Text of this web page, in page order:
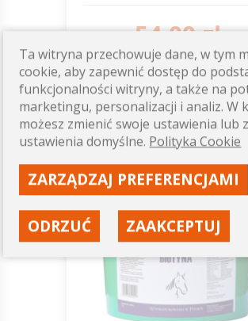
54,00 zł
Dostępność: wysoka
ZOBACZ
0,75-2
kg
Ta witryna przechowuje dane, w tym
cookie, aby zapewnić dostęp do
funkcjonalności witryny, a także na
marketingu, personalizacji i analiz. W
możesz zmienić swoje ustawienia lub
ustawienia domyślne. Polityka Cookie
ZARZĄDZAJ PREFERENCJAMI
ODRZUĆ ZAAKCEPTUJ